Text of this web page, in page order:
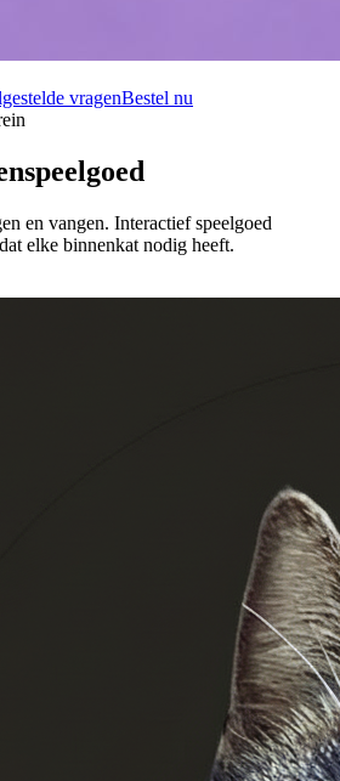
vragenBestel nu
en vangen. Interactief speelgoed
elke binnenkat nodig heeft.